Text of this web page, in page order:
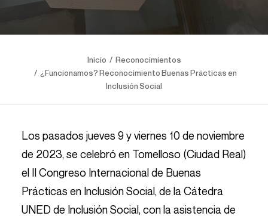
Inicio
Reconocimientos
¿Funcionamos? Reconocimiento Buenas Prácticas en
Inclusión Social
Los pasados jueves 9 y viernes 10 de noviembre
de 2023, se celebró en Tomelloso (Ciudad Real)
el II Congreso Internacional de Buenas
Prácticas en Inclusión Social, de la Cátedra
UNED de Inclusión Social, con la asistencia de